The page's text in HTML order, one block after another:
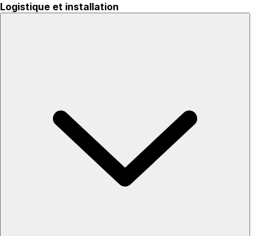
Logistique et installation